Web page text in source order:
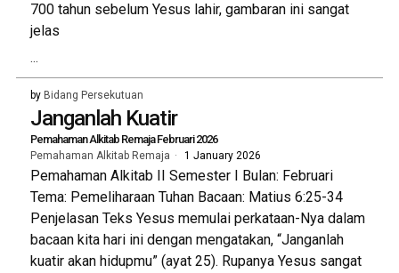
700 tahun sebelum Yesus lahir, gambaran ini sangat
jelas
...
by Bidang Persekutuan
Janganlah Kuatir
Pemahaman Alkitab Remaja Februari 2026
Pemahaman Alkitab Remaja 1 January 2026
Pemahaman Alkitab II Semester I Bulan: Februari
Tema: Pemeliharaan Tuhan Bacaan: Matius 6:25-34
Penjelasan Teks Yesus memulai perkataan-Nya dalam
bacaan kita hari ini dengan mengatakan, “Janganlah
kuatir akan hidupmu” (ayat 25). Rupanya Yesus sangat